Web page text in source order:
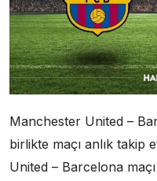
Manchester United –
birlikte maçı anlık takip
United – Barcelona